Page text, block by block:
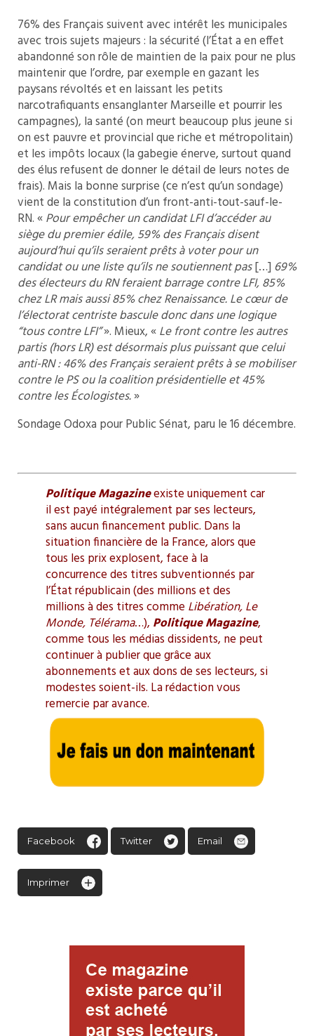
76% des Français suivent avec intérêt les municipales
avec trois sujets majeurs : la sécurité (l’État a en effet
abandonné son rôle de maintien de la paix pour ne plus
maintenir que l’ordre, par exemple en gazant les
paysans révoltés et en laissant les petits
narcotrafiquants ensanglanter Marseille et pourrir les
campagnes), la santé (on meurt beaucoup plus jeune si
on est pauvre et provincial que riche et métropolitain)
et les impôts locaux (la gabegie énerve, surtout quand
des élus refusent de donner le détail de leurs notes de
frais). Mais la bonne surprise (ce n’est qu’un sondage)
vient de la constitution d’un front-anti-tout-sauf-le-
RN. «Pour empêcher un candidat LFI d’accéder au
siège du premier édile, 59% des Français disent
aujourd’hui qu’ils seraient prêts à voter pour un
candidat ou une liste qu’ils ne soutiennent pas[…] 69%
des électeurs du RN feraient barrage contre LFI, 85%
chez LR mais aussi 85% chez Renaissance.Le cœur de
l’électorat centriste bascule donc dans une logique
“tous contre LFI”». Mieux, «Le front contre les autres
partis (hors LR) est désormais plus puissant que celui
anti-RN : 46% des Français seraient prêts à se mobiliser
contre le PS ou la coalition présidentielle et 45%
contre les Écologistes.»
Sondage Odoxa pour Public Sénat, paru le 16 décembre.
Politique Magazineexiste uniquement car
il est payé intégralement par ses lecteurs,
sans aucun financement public. Dans la
situation financière de la France, alors que
tous les prix explosent, face à la
concurrence des titres subventionnés par
l’État républicain (des millions et des
millions à des titres comme Libération, Le
Monde, Télérama…), Politique Magazine,
comme tous les médias dissidents, ne peut
continuer à publier que grâce aux
abonnements et aux dons de ses lecteurs, si
modestes soient-ils. La rédaction vous
remercie par avance.
Facebook Twitter Email
Imprimer